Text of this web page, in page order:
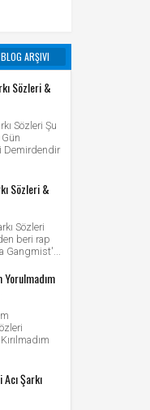
BLOG ARŞIVI
Sözleri &
Sözleri Şu
Demirdendir
Sözleri &
Sözleri
beri rap
Gangmist'...
Şarkı